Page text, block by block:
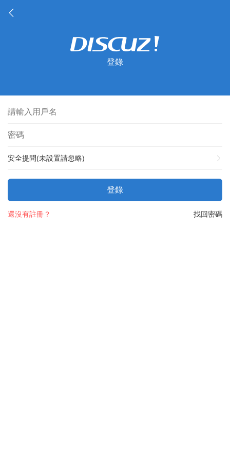
登錄
安全提問(未設置請忽略)
登錄
找回密碼
還沒有註冊？